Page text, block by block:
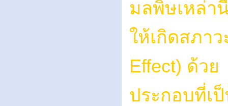
มลพิษเหล่า
ให้เกิดสภาว
Effect) ด้ว
ประกอบที่เ